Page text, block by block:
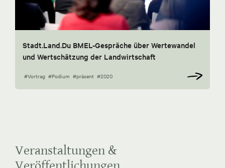
Stadt.Land.Du BMEL-Gespräche über Wertewandel
und Wertschätzung der Landwirtschaft
#Vortrag #Podium #präsent #2020
Veranstaltungen &